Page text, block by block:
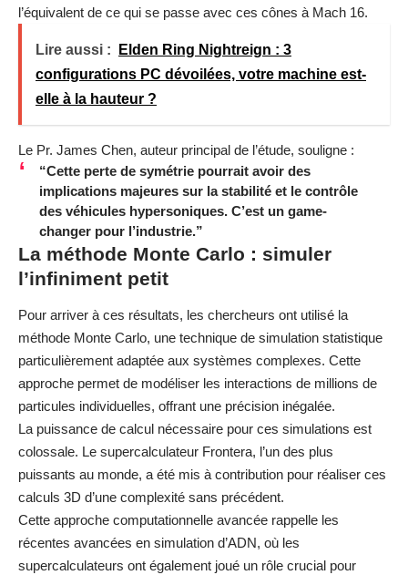
l’équivalent de ce qui se passe avec ces cônes à Mach 16.
Lire aussi :
Elden Ring Nightreign : 3
configurations PC dévoilées, votre machine est-
elle à la hauteur ?
Le Pr. James Chen, auteur principal de l’étude, souligne :
“Cette perte de symétrie pourrait avoir des
implications majeures sur la stabilité et le contrôle
des véhicules hypersoniques. C’est un game-
changer pour l’industrie.”
La méthode Monte Carlo : simuler
l’infiniment petit
Pour arriver à ces résultats, les chercheurs ont utilisé la
méthode Monte Carlo, une technique de simulation statistique
particulièrement adaptée aux systèmes complexes. Cette
approche permet de modéliser les interactions de millions de
particules individuelles, offrant une précision inégalée.
La puissance de calcul nécessaire pour ces simulations est
colossale. Le supercalculateur Frontera, l’un des plus
puissants au monde, a été mis à contribution pour réaliser ces
calculs 3D d’une complexité sans précédent.
Cette approche computationnelle avancée rappelle les
récentes avancées en simulation d’ADN, où les
supercalculateurs ont également joué un rôle crucial pour